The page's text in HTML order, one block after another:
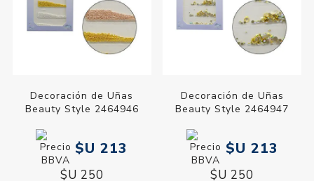
Decoración de Uñas
Beauty Style 2464946
$U 213
$U 250
Decoración de Uñas
Beauty Style 2464947
$U 213
$U 250